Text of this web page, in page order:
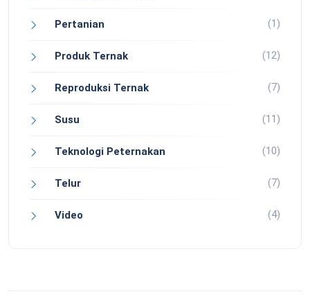
Pertanian (1)
Produk Ternak (12)
Reproduksi Ternak (7)
Susu (11)
Teknologi Peternakan (10)
Telur (7)
Video (4)